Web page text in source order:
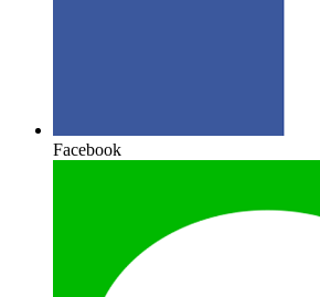
Facebook